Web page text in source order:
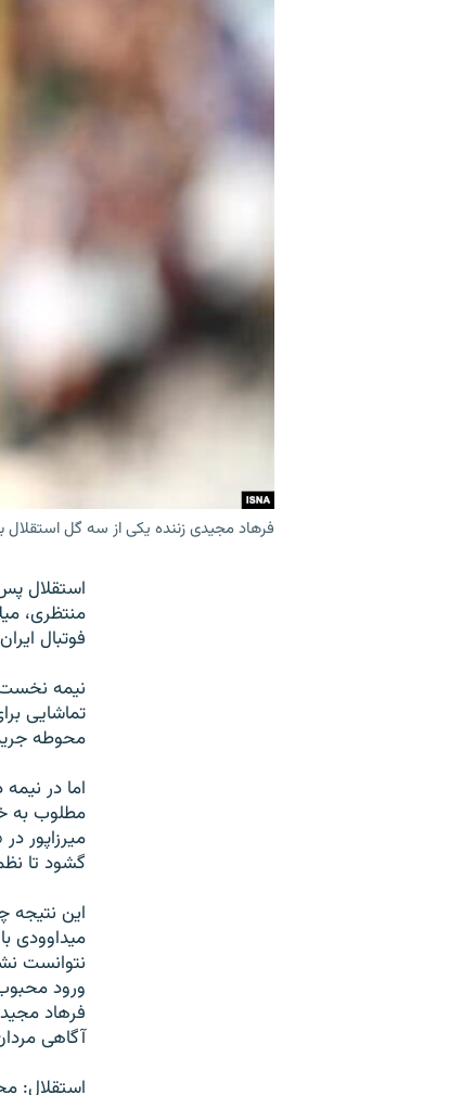
فرهاد مجیدی زننده یکی از سه گل استقلال
استقلال
منتظری،
فوتبال
نيمه نخست
محوطه
اما در
ميرزاپور
گشود تا
اين نتيجه
نتوانست
ورود
آگاهی